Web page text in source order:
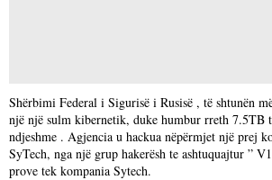
Shërbimi Federal i Sigurisë i Rusisë , të shtunën
një një sulm kibernetik, duke humbur rreth 7.5TB
ndjeshme . Agjencia u hackua nëpërmjet një prej
SyTech, nga një grup hakerësh te ashtuquajtur ”
prove tek kompania Sytech.